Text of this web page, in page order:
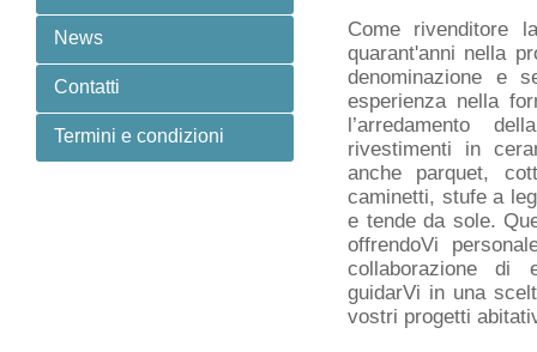
News
Contatti
Termini e condizioni
Come rivenditore
quarant'anni nella
denominazione e
esperienza nella
l’arredamento
rivestimenti in
anche parquet,
caminetti, stufe a
e tende da sole.
offrendoVi
collaborazione di
guidarVi in una
vostri progetti